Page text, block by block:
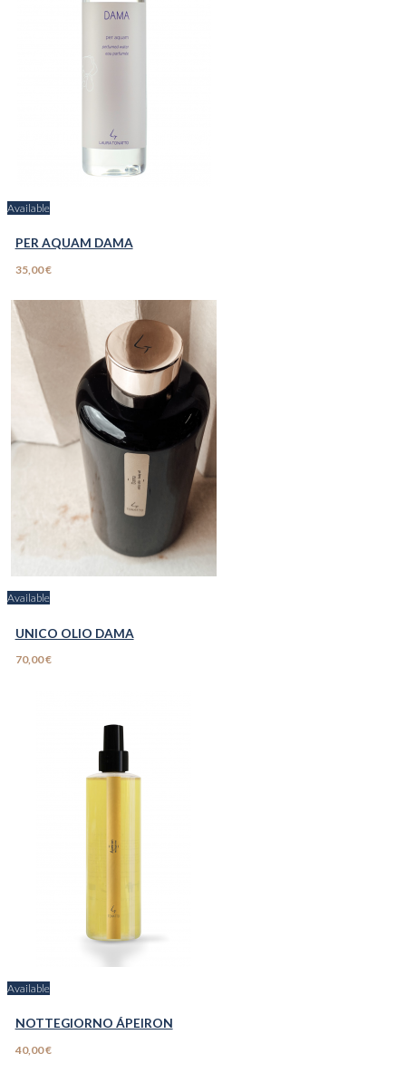
Available
PER AQUAM DAMA
35,00 €
Available
UNICO OLIO DAMA
70,00 €
Available
NOTTEGIORNO ÁPEIRON
40,00 €